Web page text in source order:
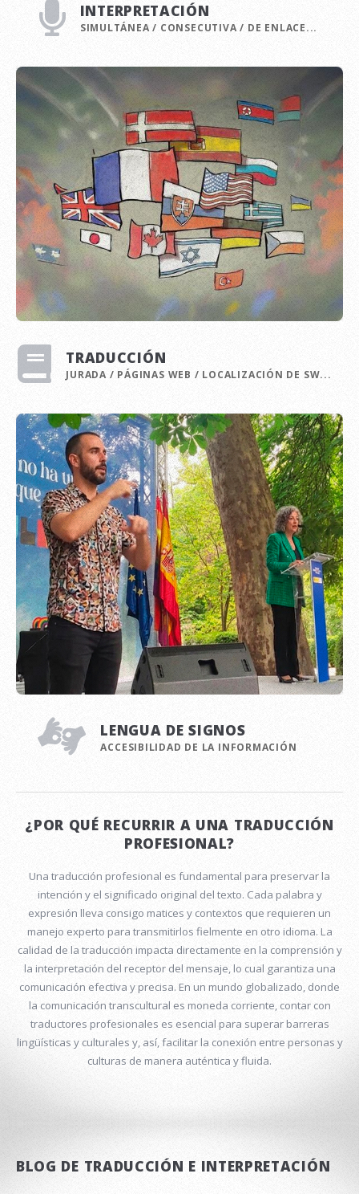
INTERPRETACIÓN
SIMULTÁNEA / CONSECUTIVA / DE ENLACE...
TRADUCCIÓN
JURADA / PÁGINAS WEB / LOCALIZACIÓN DE SW...
LENGUA DE SIGNOS
ACCESIBILIDAD DE LA INFORMACIÓN
¿POR QUÉ RECURRIR A UNA TRADUCCIÓN
PROFESIONAL?
Una traducción profesional es fundamental para preservar la
intención y el significado original del texto. Cada palabra y
expresión lleva consigo matices y contextos que requieren un
manejo experto para transmitirlos fielmente en otro idioma. La
calidad de la traducción impacta directamente en la comprensión y
la interpretación del receptor del mensaje, lo cual garantiza una
comunicación efectiva y precisa. En un mundo globalizado, donde
la comunicación transcultural es moneda corriente, contar con
traductores profesionales es esencial para superar barreras
lingüísticas y culturales y, así, facilitar la conexión entre personas y
culturas de manera auténtica y fluida.
BLOG DE TRADUCCIÓN E INTERPRETACIÓN